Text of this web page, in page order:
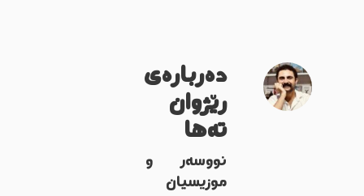
دەربارەی
رێژوان
تەها
نووسەر و
موزیسیان